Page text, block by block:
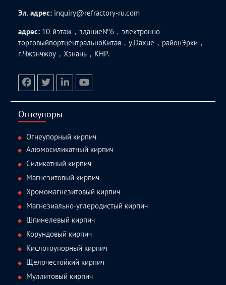
Эл. адрес: inquiry@refractory-ru.com
адрес: 10-йэтаж，здание№6，электронно-
торговыйпортцентральноКитая，у.Daxue，районЭрки，
г.Чжэнчжоу，Хэнань，КНР.
Огнеупоры
Огнеупорный кирпич
Алюмосиликатный кирпич
Силикатный кирпич
Магнезитовый кирпич
Хромомагнезитовый кирпич
Магнезиально-углеродистый кирпич
Шпинелевый кирпич
Корундовый кирпич
Кислотоупорный кирпич
Щелочестойкий кирпич
Муллитовый кирпич